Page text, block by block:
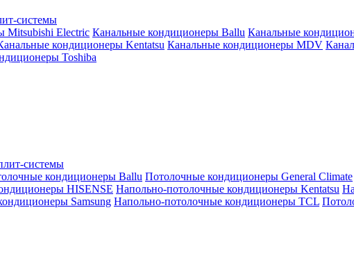
системы
Mitsubishi Electric Канальные кондиционеры Ballu Канальные
кондиционеры Kentatsu Канальные кондиционеры MDV
Toshiba
системы
кондиционеры Ballu Потолочные кондиционеры General Climate
HISENSE Напольно-потолочные кондиционеры Kentatsu
Samsung Напольно-потолочные кондиционеры TCL